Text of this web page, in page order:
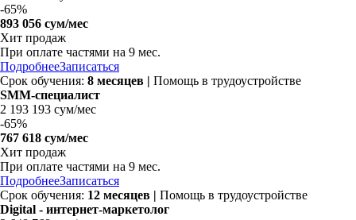
-65%
893 056 сум/мес
Хит продаж
При оплате частями на 9 мес.
ПодробнееЗаписаться
Срок обучения: 8 месяцев | Помощь в трудоустройстве
SMM-специалист
2 193 193 сум/мес
-65%
767 618 сум/мес
Хит продаж
При оплате частями на 9 мес.
ПодробнееЗаписаться
Срок обучения: 12 месяцев | Помощь в трудоустройстве
Digital - интернет-маркетолог